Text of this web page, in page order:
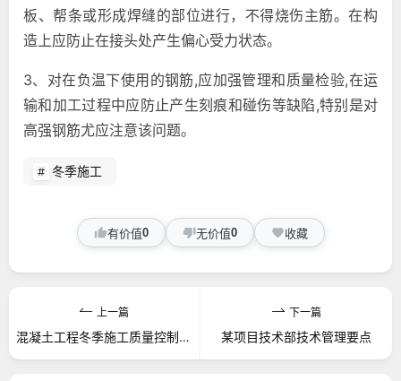
板、帮条或形成焊缝的部位进行，不得烧伤主筋。在构
造上应防止在接头处产生偏心受力状态。
3、对在负温下使用的钢筋,应加强管理和质量检验,在运
输和加工过程中应防止产生刻痕和碰伤等缺陷,特别是对
高强钢筋尤应注意该问题。
冬季施工
有价值0 无价值0 收藏
上一篇
混凝土工程冬季施工质量控制措施
下一篇
某项目技术部技术管理要点